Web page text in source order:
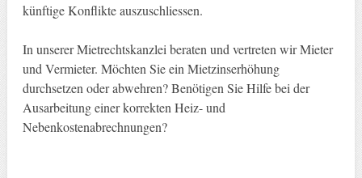
künftige Konflikte auszuschliessen.
In unserer Mietrechtskanzlei beraten und vertreten wir Mieter
und Vermieter. Möchten Sie ein Mietzinserhöhung
durchsetzen oder abwehren? Benötigen Sie Hilfe bei der
Ausarbeitung einer korrekten Heiz- und
Nebenkostenabrechnungen?